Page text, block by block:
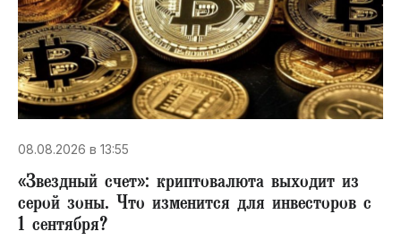
08.08.2026 в 13:55
«Звездный счет»​: криптовалюта выходит из
серой зоны. Что изменится для инвесторов с
1 сентября?